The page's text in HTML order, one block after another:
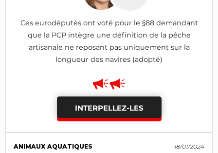
Ces eurodéputés ont voté pour le §88 demandant
que la PCP intègre une définition de la pêche
artisanale ne reposant pas uniquement sur la
longueur des navires (adopté)
INTERPELLEZ-LES
ANIMAUX AQUATIQUES 18/01/2024